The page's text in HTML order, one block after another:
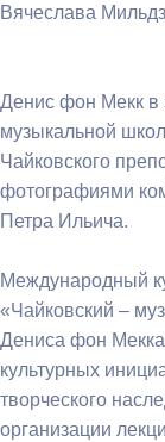
Вячеслава
Денис фон Мекк в
музыкальной
Чайковского
фотографиями
Петра Ильича.
Международный
«Чайковский –
Дениса фон
культурных
творческого
организации